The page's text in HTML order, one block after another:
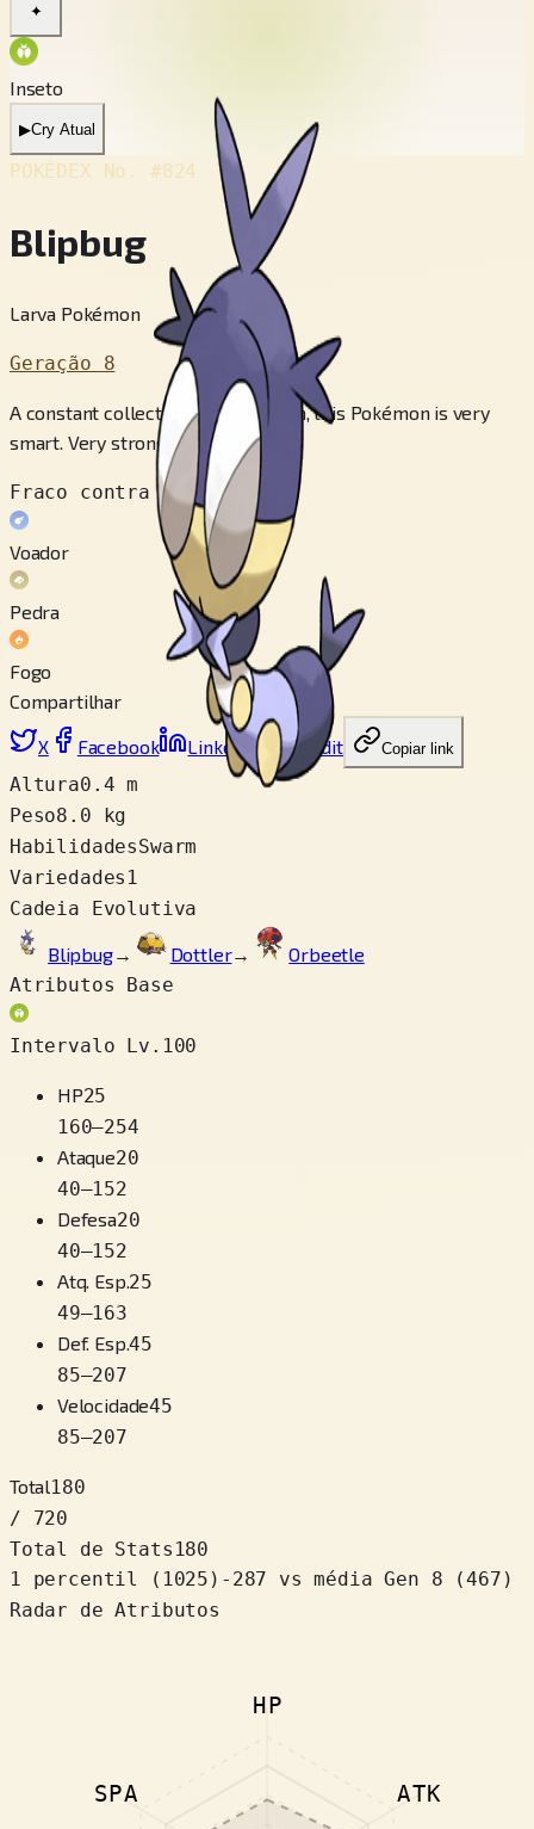
✦
Inseto
▶Cry Atual
POKÉDEX No. #824
Blipbug
Larva Pokémon
Geração 8
A constant collector of information, this Pokémon is very
smart. Very strong is what it isn’t.
Fraco contra
Voador
Pedra
Fogo
Compartilhar
X Facebook LinkedIn Reddit Copiar link
Altura0.4 m
Peso8.0 kg
HabilidadesSwarm
Variedades 1
Cadeia Evolutiva
Blipbug→ Dottler→
Orbeetle
Atributos Base
Intervalo Lv.100
HP25
160–254
Ataque20
40–152
Defesa20
40–152
Atq. Esp.25
49–163
Def. Esp.45
85–207
Velocidade45
85–207
Total180
/ 720
Total de Stats 180
1 percentil
( 1025 ) -287
vs média Gen 8 (467)
Radar de Atributos
HP
ATK
SPA